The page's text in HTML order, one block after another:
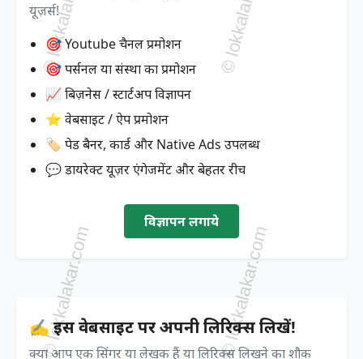
यूज़र्स!
🎯 Youtube चैनल प्रमोशन
🎯 पर्सनल या संस्था का प्रमोशन
📈 बिज़नेस / स्टार्टअप विज्ञापन
⭐ वेबसाइट / ऐप प्रमोशन
🏷️ पेड बैनर, कार्ड और Native Ads उपलब्ध
💬 डायरेक्ट यूज़र एंगेजमेंट और बेहतर रीच
विज्ञापन लगाये
✍️ इस वेबसाइट पर अपनी लिरिक्स लिखें!
क्या आप एक सिंगर या लेखक हैं या लिरिक्स लिखने का शौक